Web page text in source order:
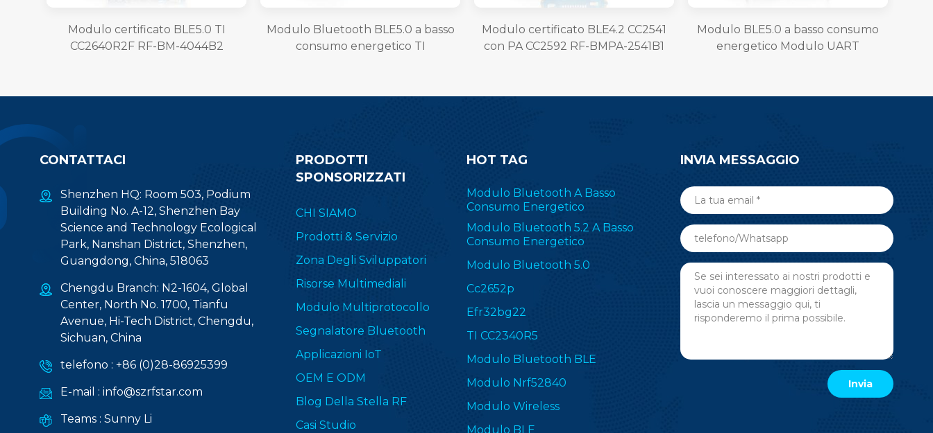
Modulo certificato BLE5.0 TI
CC2640R2F RF-BM-4044B2
Modulo Bluetooth BLE5.0 a basso
consumo energetico TI
Modulo certificato BLE4.2 CC2541
con PA CC2592 RF-BMPA-2541B1
Modulo BLE5.0 a basso consumo
energetico Modulo UART
CONTATTACI
Shenzhen HQ: Room 503, Podium
Building No. A-12, Shenzhen Bay
Science and Technology Ecological
Park, Nanshan District, Shenzhen,
Guangdong, China, 518063
Chengdu Branch: N2-1604, Global
Center, North No. 1700, Tianfu
Avenue, Hi-Tech District, Chengdu,
Sichuan, China
telefono : +86 (0)28-86925399
E-mail : info@szrfstar.com
Teams : Sunny Li
PRODOTTI
SPONSORIZZATI
CHI SIAMO
Prodotti & Servizio
Zona Degli Sviluppatori
Risorse Multimediali
Modulo Multiprotocollo
Segnalatore Bluetooth
Applicazioni IoT
OEM E ODM
Blog Della Stella RF
Casi Studio
HOT TAG
Modulo Bluetooth A Basso
Consumo Energetico
Modulo Bluetooth 5.2 A Basso
Consumo Energetico
Modulo Bluetooth 5.0
Cc2652p
Efr32bg22
TI CC2340R5
Modulo Bluetooth BLE
Modulo Nrf52840
Modulo Wireless
Modulo BLE
INVIA MESSAGGIO